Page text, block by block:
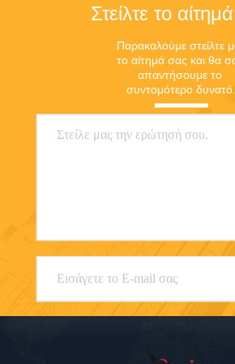
Στείλτε το
Παρακαλούμε στείλτε
το αίτημά σας και θα
απαντήσουμε το
συντομότερο δυνατό.